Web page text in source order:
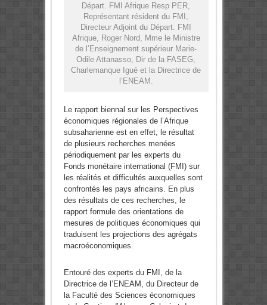
Départ. FMI Afrique Resp PER,
Représentant résident du FMI,
Directeur Adjoint du Départ. FMI
Afrique, Roger Nord, Mme le Ministre
de l’Enseignement supérieur Marie-
Odile Attanasso, Dir de la FASEG,
Charlemanque Igué et la Directrice de
l’ENEAM.
Le rapport biennal sur les Perspectives
économiques régionales de l’Afrique
subsaharienne est en effet, le résultat
de plusieurs recherches menées
périodiquement par les experts du
Fonds monétaire international (FMI) sur
les réalités et difficultés auxquelles sont
confrontés les pays africains. En plus
des résultats de ces recherches, le
rapport formule des orientations de
mesures de politiques économiques qui
traduisent les projections des agrégats
macroéconomiques.
Entouré des experts du FMI, de la
Directrice de l’ENEAM, du Directeur de
la Faculté des Sciences économiques